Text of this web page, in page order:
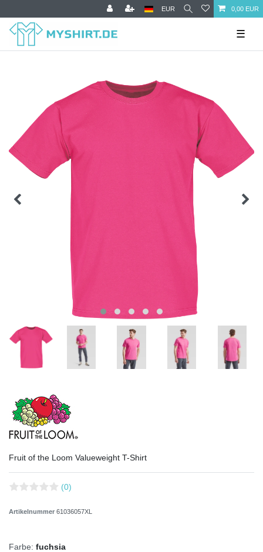
EUR 0,00 EUR
☰
Fruit of the Loom Valueweight T-Shirt
(0)
Artikelnummer 61036057XL
Farbe: fuchsia